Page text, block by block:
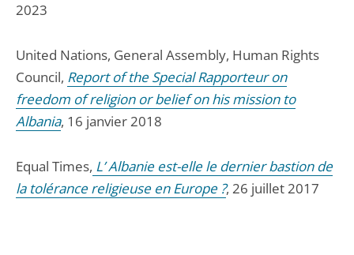
2023
United Nations, General Assembly, Human Rights
Council, Report of the Special Rapporteur on
freedom of religion or belief on his mission to
Albania, 16 janvier 2018
Equal Times, L’ Albanie est-elle le dernier bastion de
la tolérance religieuse en Europe ?, 26 juillet 2017